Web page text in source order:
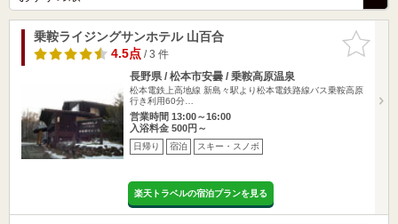
お気に入
りに追加
乗鞍ライジングサンホテル 山百合
4.5点/ 3 件
長野県 / 松本市安曇 / 乗鞍高原温泉
松本電鉄上高地線 新島々駅より松本電鉄路線バス乗鞍高原
行き利用60分…
営業時間 13:00～16:00
入浴料金 500円～
日帰り 宿泊 スキー・スノボ
楽天トラベルの宿泊プランを見る